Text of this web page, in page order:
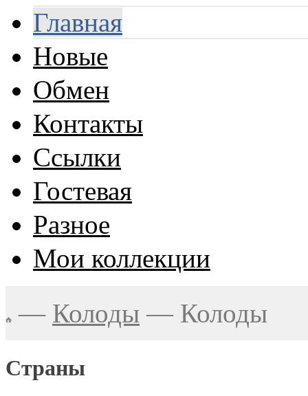
Главная
Новые
Обмен
Контакты
Ссылки
Гостевая
Разное
Мои коллекции
— Колоды — Колоды
Страны